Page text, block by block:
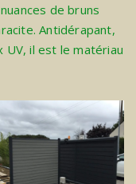
de bruns
Antidérapant,
UV, il est le matériau